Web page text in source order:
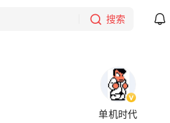
搜索
单机时代